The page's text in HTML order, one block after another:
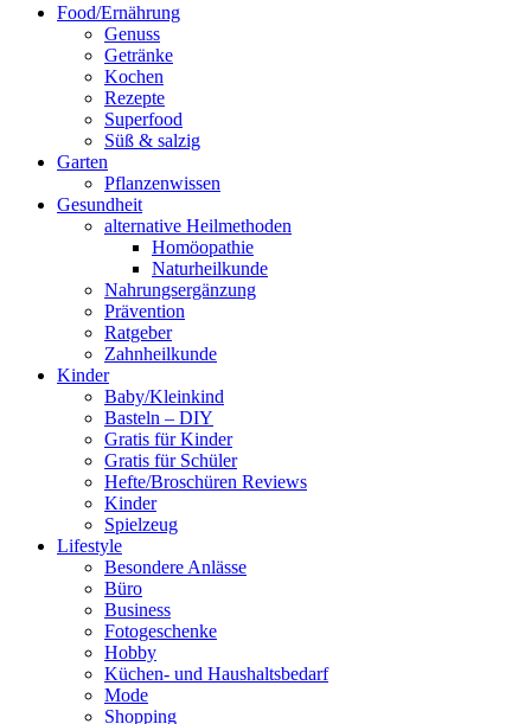
Food/Ernährung
Genuss
Getränke
Kochen
Rezepte
Superfood
Süß & salzig
Garten
Pflanzenwissen
Gesundheit
alternative Heilmethoden
Homöopathie
Naturheilkunde
Nahrungsergänzung
Prävention
Ratgeber
Zahnheilkunde
Kinder
Baby/Kleinkind
Basteln – DIY
Gratis für Kinder
Gratis für Schüler
Hefte/Broschüren Reviews
Kinder
Spielzeug
Lifestyle
Besondere Anlässe
Büro
Business
Fotogeschenke
Hobby
Küchen- und Haushaltsbedarf
Mode
Shopping